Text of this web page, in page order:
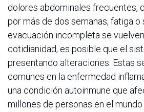
dolores abdominales frecuentes,
por más de dos semanas, fatiga o
evacuación incompleta se
cotidianidad, es posible que el
presentando alteraciones. Estas
comunes en la enfermedad
una condición autoinmune que
millones de personas en el